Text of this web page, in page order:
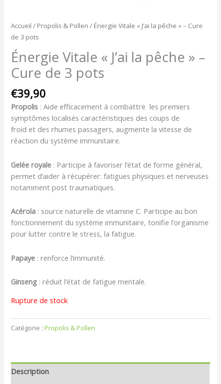
Accueil / Propolis & Pollen / Énergie Vitale « J’ai la pêche » – Cure
de 3 pots
Énergie Vitale « J’ai la pêche » –
Cure de 3 pots
€39,90
Propolis : Aide efficacement à combattre les premiers
symptômes localisés caractéristiques des coups de
froid et des rhumes passagers, augmente la vitesse de
réaction du système immunitaire.
Gelée royale : Participe à favoriser l’état de forme général,
permet d’aider à récupérer: fatigues physiques et nerveuses
notamment post traumatiques.
Acérola : source naturelle de vitamine C. Participe au bon
fonctionnement du système immunitaire, tonifie l’organisme
pour lutter contre le stress, la fatigue.
Papaye : renforce l’immunité.
Ginseng : réduit l’état de fatigue mentale.
Rupture de stock
Catégorie :Propolis & Pollen
Description